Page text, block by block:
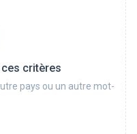
critères
pays ou un autre mot-